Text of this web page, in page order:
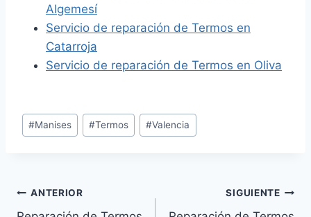
Algemesí
Servicio de reparación de Termos en
Catarroja
Servicio de reparación de Termos en Oliva
Etiquetas
de
#Manises #Termos #Valencia
Navegación
ANTERIOR SIGUIENTE